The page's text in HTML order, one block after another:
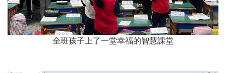
全班孩子上了一堂幸福的智慧課堂